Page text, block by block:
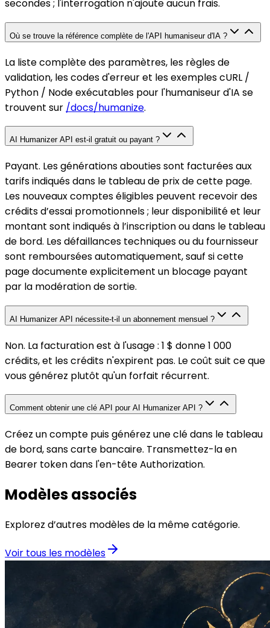
secondes ; l'interrogation n'ajoute aucun frais.
Où se trouve la référence complète de l'API humaniseur d'IA ?
La liste complète des paramètres, les règles de
validation, les codes d'erreur et les exemples cURL /
Python / Node exécutables pour l'humaniseur d'IA se
trouvent sur /docs/humanize.
AI Humanizer API est-il gratuit ou payant ?
Payant. Les générations abouties sont facturées aux
tarifs indiqués dans le tableau de prix de cette page.
Les nouveaux comptes éligibles peuvent recevoir des
crédits d’essai promotionnels ; leur disponibilité et leur
montant sont indiqués à l’inscription ou dans le tableau
de bord. Les défaillances techniques ou du fournisseur
sont remboursées automatiquement, sauf si cette
page documente explicitement un blocage payant
par la modération de sortie.
AI Humanizer API nécessite-t-il un abonnement mensuel ?
Non. La facturation est à l'usage : 1 $ donne 1 000
crédits, et les crédits n'expirent pas. Le coût suit ce que
vous générez plutôt qu'un forfait récurrent.
Comment obtenir une clé API pour AI Humanizer API ?
Créez un compte puis générez une clé dans le tableau
de bord, sans carte bancaire. Transmettez-la en
Bearer token dans l'en-tête Authorization.
Modèles associés
Explorez d’autres modèles de la même catégorie.
Voir tous les modèles